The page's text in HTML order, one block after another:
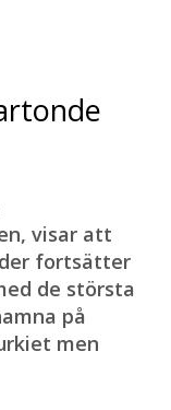
visar att
fortsätter
de största
på
men